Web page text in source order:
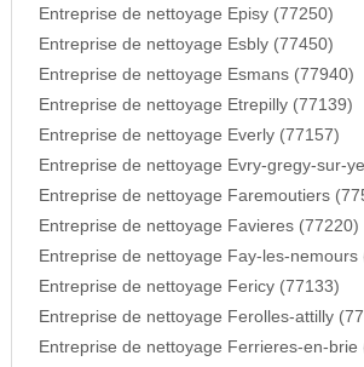
Entreprise de nettoyage Episy (77250)
Entreprise de nettoyage Esbly (77450)
Entreprise de nettoyage Esmans (77940)
Entreprise de nettoyage Etrepilly (77139)
Entreprise de nettoyage Everly (77157)
Entreprise de nettoyage Evry-gregy-sur-
Entreprise de nettoyage Faremoutiers
Entreprise de nettoyage Favieres (77220)
Entreprise de nettoyage Fay-les-nemours
Entreprise de nettoyage Fericy (77133)
Entreprise de nettoyage Ferolles-attilly
Entreprise de nettoyage Ferrieres-en-brie